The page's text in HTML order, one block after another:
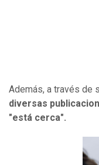
Además, a través de
diversas
"está cerca".